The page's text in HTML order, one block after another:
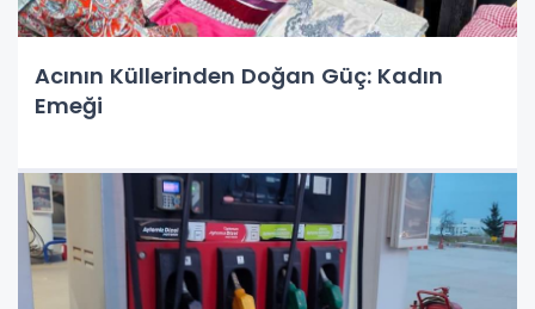
Acının Küllerinden Doğan Güç: Kadın
Emeği